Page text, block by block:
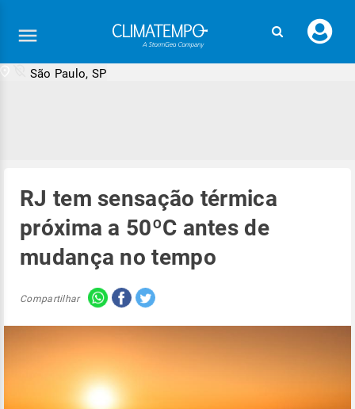
seu
São Paulo, SP
RJ tem sensação térmica
próxima a 50ºC antes de
mudança no tempo
Compartilhar